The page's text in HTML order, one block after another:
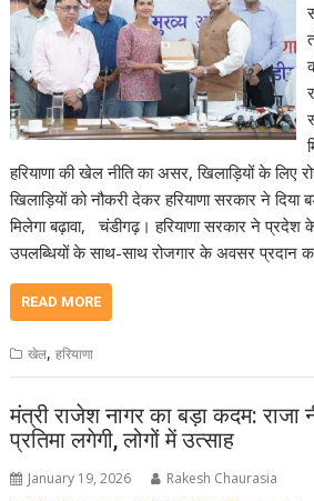
हरियाणा की खेल नीति का असर, खिलाड़ियों के लिए
खिलाड़ियों को नौकरी देकर हरियाणा सरकार ने
मिलेगा बढ़ावा, चंडीगढ़। हरियाणा सरकार ने प्रदेश
उपलब्धियों के साथ-साथ रोजगार के अवसर प्रदान
READ MORE
खेल,हरियाणा
मंत्री राजेश नागर का बड़ा कदम: राजा
प्रतिमा लगेगी, लोगों में उत्साह
January 19, 2026 Rakesh Chaurasia